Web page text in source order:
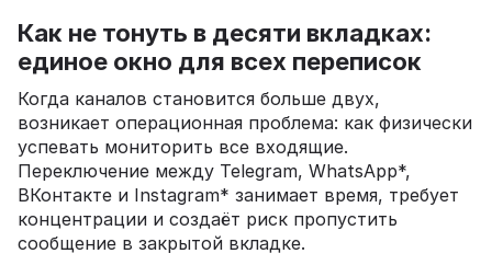
Как не тонуть в десяти вкладках:
единое окно для всех переписок
Когда каналов становится больше двух,
возникает операционная проблема: как физически
успевать мониторить все входящие.
Переключение между Telegram, WhatsApp*,
ВКонтакте и Instagram* занимает время, требует
концентрации и создаёт риск пропустить
сообщение в закрытой вкладке.